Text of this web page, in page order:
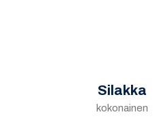
Silakka
kokonainen